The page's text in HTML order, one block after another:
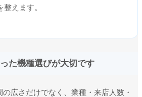
えます。
た機種選びが大切です
広さだけでなく、業種・来店人数・